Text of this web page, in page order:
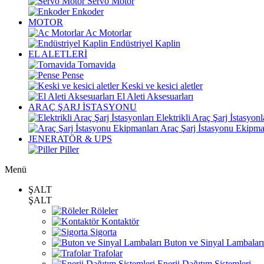
Enkoder
MOTOR
Ac Motorlar
Endüstriyel Kaplin
EL ALETLERİ
Tornavida
Pense
Keski ve kesici aletler
El Aleti Aksesuarları
ARAÇ ŞARJ İSTASYONU
Elektrikli Araç Şarj
Araç Şarj İstasyonu
JENERATÖR & UPS
Piller
Menü
ŞALT
ŞALT
Röleler
Kontaktör
Sigorta
Buton ve Sinyal Lambaları
Trafolar